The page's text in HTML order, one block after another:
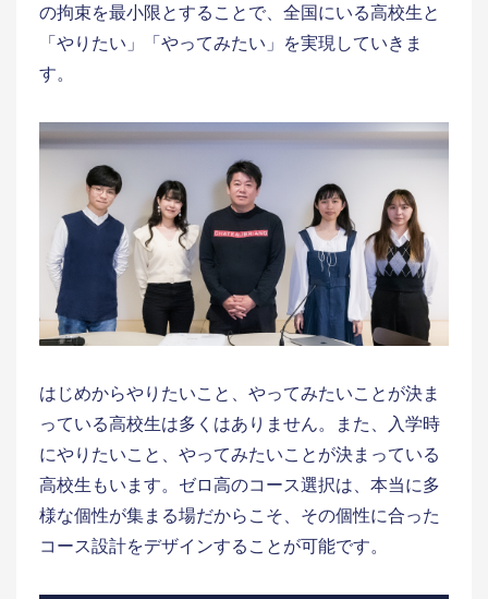
の拘束を最小限とすることで、全国にいる高校生と
「やりたい」「やってみたい」を実現していきま
す。
はじめからやりたいこと、やってみたいことが決ま
っている高校生は多くはありません。また、入学時
にやりたいこと、やってみたいことが決まっている
高校生もいます。ゼロ高のコース選択は、本当に多
様な個性が集まる場だからこそ、その個性に合った
コース設計をデザインすることが可能です。